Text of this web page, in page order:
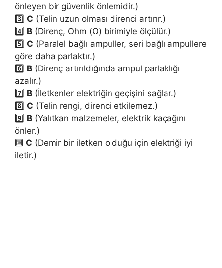
önleyen bir güvenlik önlemidir.)
3️⃣ C (Telin uzun olması direnci artırır.)
4️⃣ B (Direnç, Ohm (Ω) birimiyle ölçülür.)
5️⃣ C (Paralel bağlı ampuller, seri bağlı ampullere
göre daha parlaktır.)
6️⃣ B (Direnç artırıldığında ampul parlaklığı
azalır.)
7️⃣ B (İletkenler elektriğin geçişini sağlar.)
8️⃣ C (Telin rengi, direnci etkilemez.)
9️⃣ B (Yalıtkan malzemeler, elektrik kaçağını
önler.)
🔟 C (Demir bir iletken olduğu için elektriği iyi
iletir.)